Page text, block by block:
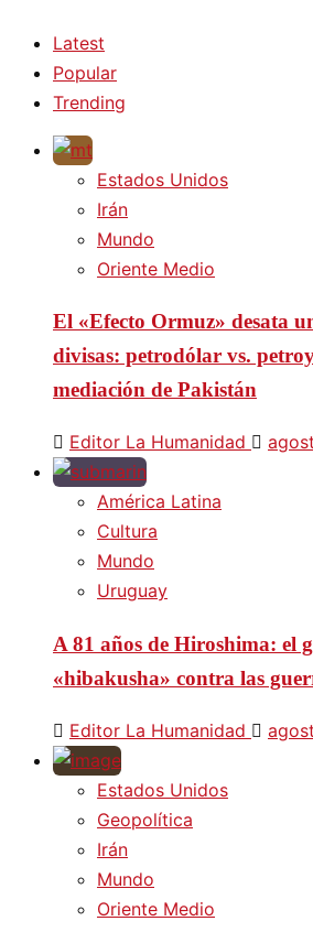
Latest
Popular
Trending
Estados Unidos
Irán
Mundo
Oriente Medio
El «Efecto Ormuz» desata
divisas: petrodólar vs.
mediación de Pakistán
Editor La Humanidad
América Latina
Cultura
Mundo
Uruguay
A 81 años de Hiroshima: el
«hibakusha» contra las
Editor La Humanidad
Estados Unidos
Geopolítica
Irán
Mundo
Oriente Medio